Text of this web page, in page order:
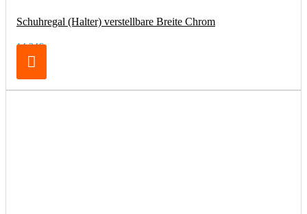
Schuhregal (Halter) verstellbare Breite Chrom
14,24€